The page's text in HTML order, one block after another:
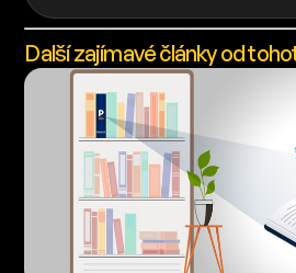
Další zajímavé články od